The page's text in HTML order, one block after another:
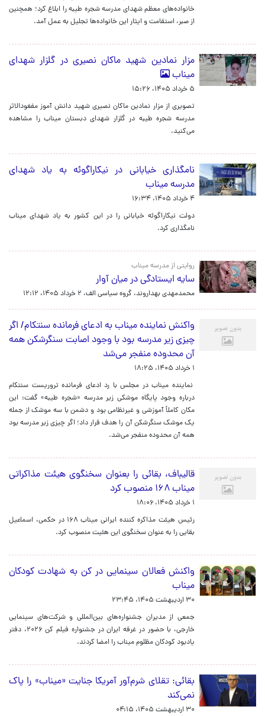
خانواده‌های معظم شهدای مدرسه شجره طیبه را ابلاغ کرد؛ همچنین
از صبر، استقامت و ایثار این خانواده‌ها تجلیل به عمل آمد.
مزار نمادین شهید ماکان نصیری در گلزار شهدای
میناب
۵ خرداد ۱۴۰۵، ۱۵:۲۶
تصویری از مزار نمادین ماکان نصیری شهید دانش آموز مفغودالاثر
مدرسه شجره طیبه در گلزار شهدای دبستان میناب را مشاهده
می‌کنید.
نامگذاری خیابانی در نیکاراگوئه به یاد شهدای
مدرسه میناب
۴ خرداد ۱۴۰۵، ۱۶:۳۴
دولت نیکاراگوئه خیابانی را در این کشور به یاد شهدای میناب
نامگذاری کرد.
روایتی از مدرسه میناب
سایه‌ ایستادگی در میان آوار
محمدمهدی بهداروند، گروه سیاسی الف، ۲ خرداد ۱۴۰۵، ۱۲:۱۲
واکنش نماینده میناب به ادعای فرمانده سنتکام/ اگر
چیزی زیر مدرسه بود با وجود اصابت سنگرشکن همه
آن محدوده منفجر می‌شد
۱ خرداد ۱۴۰۵، ۱۸:۲۵
نماینده میناب در مجلس با رد ادعای فرمانده تروریست سنتکام
درباره وجود پایگاه موشکی زیر مدرسه «شجره طیبه» گفت: این
مکان کاملاً آموزشی و غیرنظامی بود و دشمن با سه موشک از جمله
یک موشک سنگرشکن آن را هدف قرار داد؛ اگر چیزی زیر مدرسه بود
همه آن محدوده منفجر می‌شد.
قالیباف، بقائی را بعنوان سخنگوی هیئت مذاکراتی
میناب ۱۶۸ منصوب کرد
۱ خرداد ۱۴۰۵، ۱۸:۰۶
رئیس هیئت مذاکره کننده ایرانی میناب ۱۶۸ در حکمی، اسماعیل
بقایی را به عنوان سخنگوی این هئیت منصوب کرد.
واکنش فعالان سینمایی در کن به شهادت کودکان
میناب
۳۰ اردیبهشت ۱۴۰۵، ۲۳:۴۵
جمعی از مدیران جشنواره‌های بین‌المللی و شرکت‌های سینمایی
خارجی، با حضور در غرفه ایران در جشنواره فیلم کن ۲۰۲۶، دفتر
یادبود کودکان مظلوم میناب را امضا کردند.
بقائی: تقلای شرم‌آور آمریکا جنایت «میناب» را پاک
نمی‌کند
۳۰ اردیبهشت ۱۴۰۵، ۰۴:۱۵